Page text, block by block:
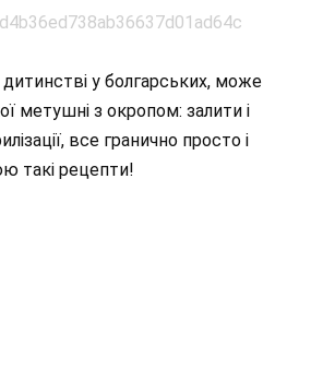
дитинстві у болгарських, може
метушні з окропом: залити і
все гранично просто і
такі рецепти!